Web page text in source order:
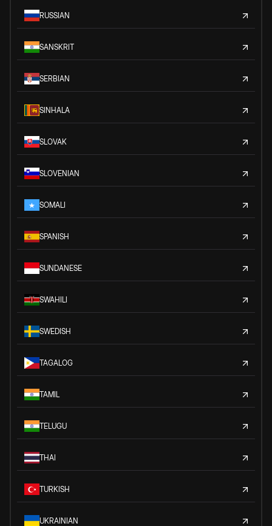
RUSSIAN
SANSKRIT
SERBIAN
SINHALA
SLOVAK
SLOVENIAN
SOMALI
SPANISH
SUNDANESE
SWAHILI
SWEDISH
TAGALOG
TAMIL
TELUGU
THAI
TURKISH
UKRAINIAN